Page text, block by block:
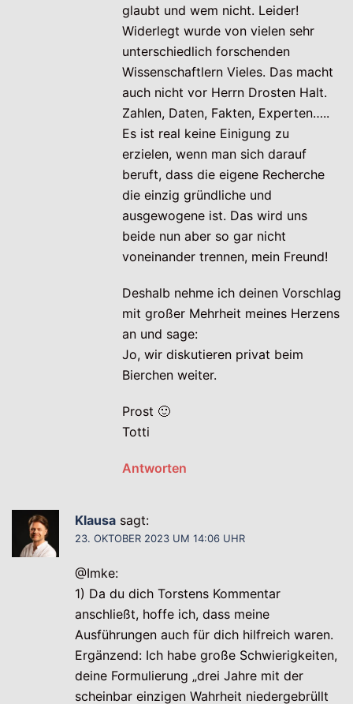
glaubt und wem nicht. Leider!
Widerlegt wurde von vielen sehr
unterschiedlich forschenden
Wissenschaftlern Vieles. Das macht
auch nicht vor Herrn Drosten Halt.
Zahlen, Daten, Fakten, Experten…..
Es ist real keine Einigung zu
erzielen, wenn man sich darauf
beruft, dass die eigene Recherche
die einzig gründliche und
ausgewogene ist. Das wird uns
beide nun aber so gar nicht
voneinander trennen, mein Freund!
Deshalb nehme ich deinen Vorschlag
mit großer Mehrheit meines Herzens
an und sage:
Jo, wir diskutieren privat beim
Bierchen weiter.
Prost 🙂
Totti
Antworten
Klausa sagt:
23. OKTOBER 2023 UM 14:06 UHR
@Imke:
1) Da du dich Torstens Kommentar
anschließt, hoffe ich, dass meine
Ausführungen auch für dich hilfreich waren.
Ergänzend: Ich habe große Schwierigkeiten,
deine Formulierung „drei Jahre mit der
scheinbar einzigen Wahrheit niedergebrüllt